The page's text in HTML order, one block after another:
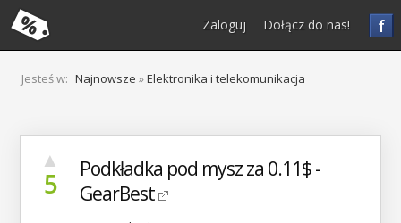
f
Zaloguj Dołącz do nas!
Jesteś w: Najnowsze »Elektronika i telekomunikacja
▲
5
Podkładka pod mysz za 0.11$ -
GearBest